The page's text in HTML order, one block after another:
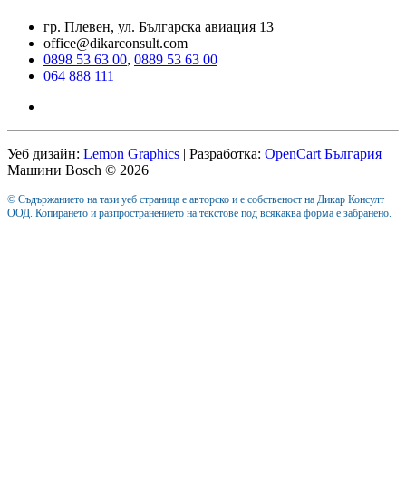
гр. Плевен, ул. Българска авиация 13
office@dikarconsult.com
0898 53 63 00, 0889 53 63 00
064 888 111
Уеб дизайн: Lemon Graphics | Разработка: OpenCart България
Машини Bosch © 2026
© Съдържанието на тази уеб страница е авторско и е собственост на Дикар Консулт
ООД. Копирането и разпространението на текстове под всякаква форма е забранено.